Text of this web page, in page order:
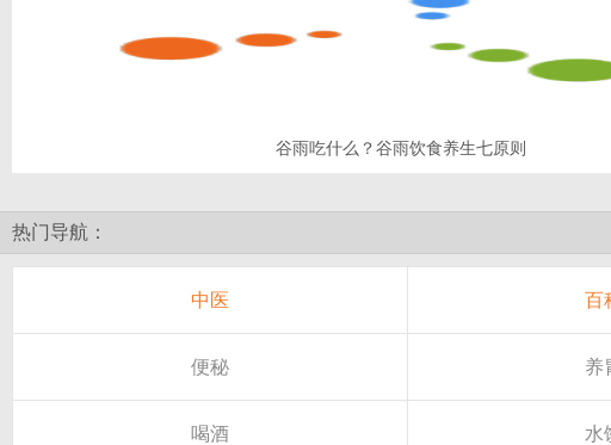
谷雨吃什么？谷雨饮食养生七原则
热门导航：
中医 百
便秘 养
喝酒 水